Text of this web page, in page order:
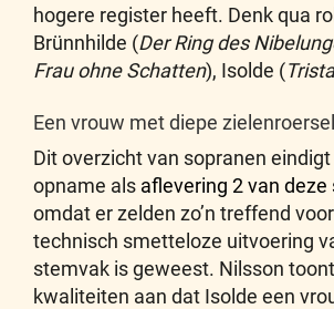
hogere register heeft. Denk qua
Brünnhilde (Der Ring des
Frau ohne Schatten), Isolde (
Een vrouw met diepe
Dit overzicht van sopranen
opname als aflevering 2 van deze
omdat er zelden zo’n treffend
technisch smetteloze uitvoering
stemvak is geweest. Nilsson
kwaliteiten aan dat Isolde een